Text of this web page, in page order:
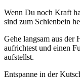
Wenn Du noch Kraft
sind zum Schienbein
Gehe langsam aus der
aufrichtest und einen
aufstellst.
Entspanne in der